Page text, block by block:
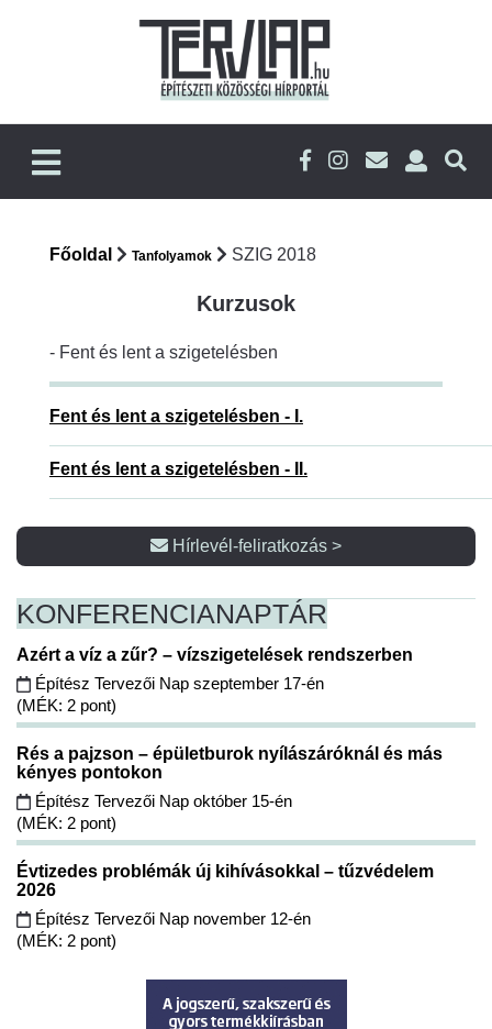
Főoldal Tanfolyamok SZIG 2018
Kurzusok
- Fent és lent a szigetelésben
Fent és lent a szigetelésben - I.
Fent és lent a szigetelésben - II.
Hírlevél-feliratkozás >
KONFERENCIANAPTÁR
Azért a víz a zűr? – vízszigetelések rendszerben
Építész Tervezői Nap szeptember 17-én
(MÉK: 2 pont)
Rés a pajzson – épületburok nyílászáróknál és más
kényes pontokon
Építész Tervezői Nap október 15-én
(MÉK: 2 pont)
Évtizedes problémák új kihívásokkal – tűzvédelem
2026
Építész Tervezői Nap november 12-én
(MÉK: 2 pont)